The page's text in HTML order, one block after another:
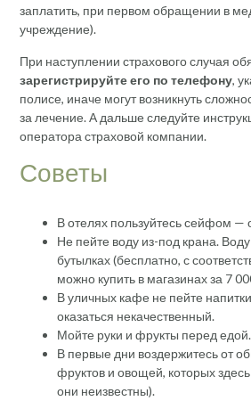
заплатить, при первом обращении в
учреждение).
При наступлении страхового случая
зарегистрируйте его по телефону,
полисе, иначе могут возникнуть
за лечение. А дальше следуйте
оператора страховой компании.
Советы
В отелях пользуйтесь сейфом —
Не пейте воду из-под крана.
бутылках (бесплатно, с
можно купить в магазинах за 7
В уличных кафе не пейте
оказаться некачественный.
Мойте руки и фрукты перед едой.
В первые дни воздержитесь от
фруктов и овощей, которых
они неизвестны).